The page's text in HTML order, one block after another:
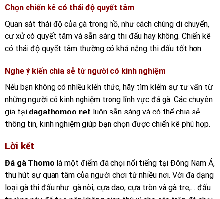
Chọn chiến kê có thái độ quyết tâm
Quan sát thái độ của gà trong hồ, như cách chúng di chuyển,
cư xử có quyết tâm và sẵn sàng thi đấu hay không. Chiến kê
có thái độ quyết tâm thường có khả năng thi đấu tốt hơn.
Nghe ý kiến chia sẻ từ người có kinh nghiệm
Nếu bạn không có nhiều kiến thức, hãy tìm kiếm sự tư vấn từ
những người có kinh nghiệm trong lĩnh vực đá gà. Các chuyên
gia tại dagathomoo.net luôn sẵn sàng và có thể chia sẻ
thông tin, kinh nghiệm giúp bạn chọn được chiến kê phù hợp.
Lời kết
Đá gà Thomo là một điểm đá chọi nổi tiếng tại Đông Nam Á,
thu hút sự quan tâm của người chơi từ nhiều nơi. Với đa dạng
loại gà thi đấu như: gà nòi, cựa dao, cựa tròn và gà tre,… đấu